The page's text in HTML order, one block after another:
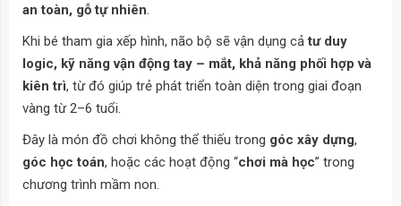
an toàn, gỗ tự nhiên
Khi bé tham gia xếp hình, não bộ sẽ vận dụng cảtư duy
logic, kỹ năng vận động tay – mắt, khả năng phối hợp và
kiên trì, từ đó giúp trẻ phát triển toàn diện trong giai đoạn
vàng từ 2–6 tuổi.
Đây là món đồ chơi không thể thiếu trong góc xây dựng,
góc học toán, hoặc các hoạt động “chơi mà học” trong
chương trình mầm non.